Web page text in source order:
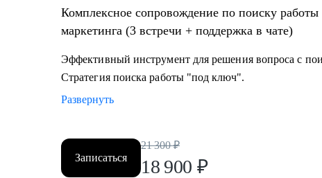
Комплексное сопровождение по поиску
маркетинга (3 встречи + поддержка в чате)
Эффективный инструмент для решения вопроса с
Стратегия поиска работы "под ключ".
Развернуть
Записаться
21 300 ₽
18 900 ₽